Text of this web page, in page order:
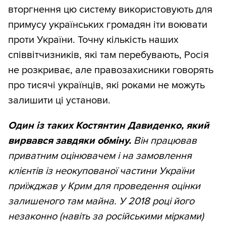
вторгнення цю систему використовують для
примусу українських громадян іти воювати
проти України. Точну кількість наших
співвітчизників, які там перебувають, Росія
не розкриває, але правозахисники говорять
про тисячі українців, які роками не можуть
залишити ці установи.
Один із таких Костянтин Давиденко, який
вирвався завдяки обміну. Він працював
приватним оцінювачем і на замовлення
клієнтів із неокупованої частини України
приїжджав у Крим для проведення оцінки
залишеного там майна. У 2018 році його
незаконно (навіть за російськими мірками)